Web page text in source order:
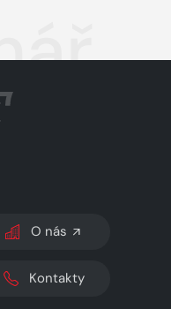
SVĚTLÝ/TMAVÝ REŽIM
O nás
Kontakty